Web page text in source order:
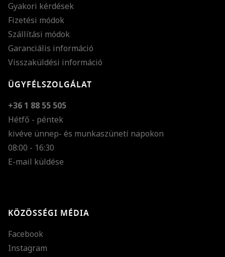
Gyakori kérdések
Fizetési módok
Szállítási módok
Garanciális információ
Visszaküldési információ
ÜGYFÉLSZOLGÁLAT
+36 1 88 55 505
Hétfő - péntek
kivéve ünnep- és munkaszüneti napokon
08:00 - 16:30
E-mail küldése
KÖZÖSSÉGI MÉDIA
Facebook
Instagram